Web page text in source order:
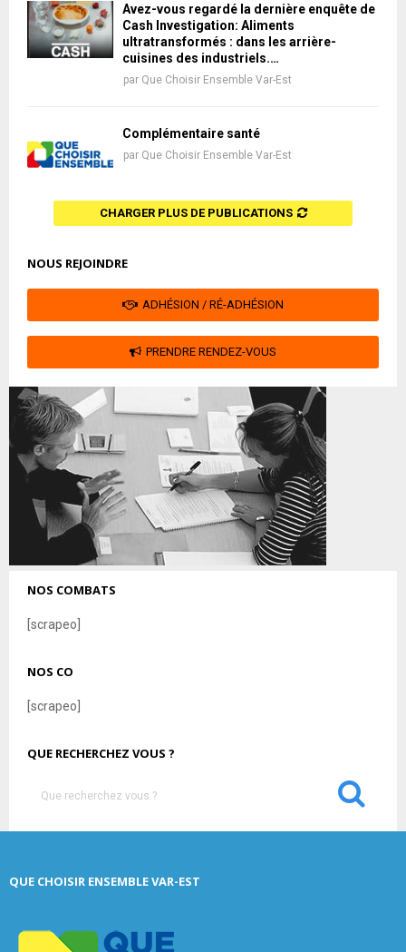
Avez-vous regardé la dernière enquête de
Cash Investigation: Aliments
ultratransformés : dans les arrière-
cuisines des industriels.…
par Que Choisir Ensemble Var-Est
Complémentaire santé
par Que Choisir Ensemble Var-Est
CHARGER PLUS DE PUBLICATIONS
NOUS REJOINDRE
ADHÉSION / RÉ-ADHÉSION
PRENDRE RENDEZ-VOUS
NOS COMBATS
[scrapeo]
NOS CO
[scrapeo]
QUE RECHERCHEZ VOUS ?
h
S
QUE CHOISIR ENSEMBLE VAR-EST